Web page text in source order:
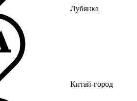
Лубянка
Китай-город